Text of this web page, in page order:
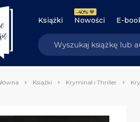
Książki Nowości
-40% 💙
E-
Książki Kryminał i Thriller